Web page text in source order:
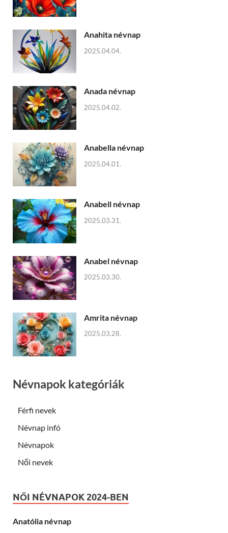
Anahita névnap
2025.04.04.
Anada névnap
2025.04.02.
Anabella névnap
2025.04.01.
Anabell névnap
2025.03.31.
Anabel névnap
2025.03.30.
Amrita névnap
2025.03.28.
Névnapok kategóriák
Férfi nevek
Névnap infó
Névnapok
Női nevek
NŐI NÉVNAPOK 2024-BEN
Anatólia névnap